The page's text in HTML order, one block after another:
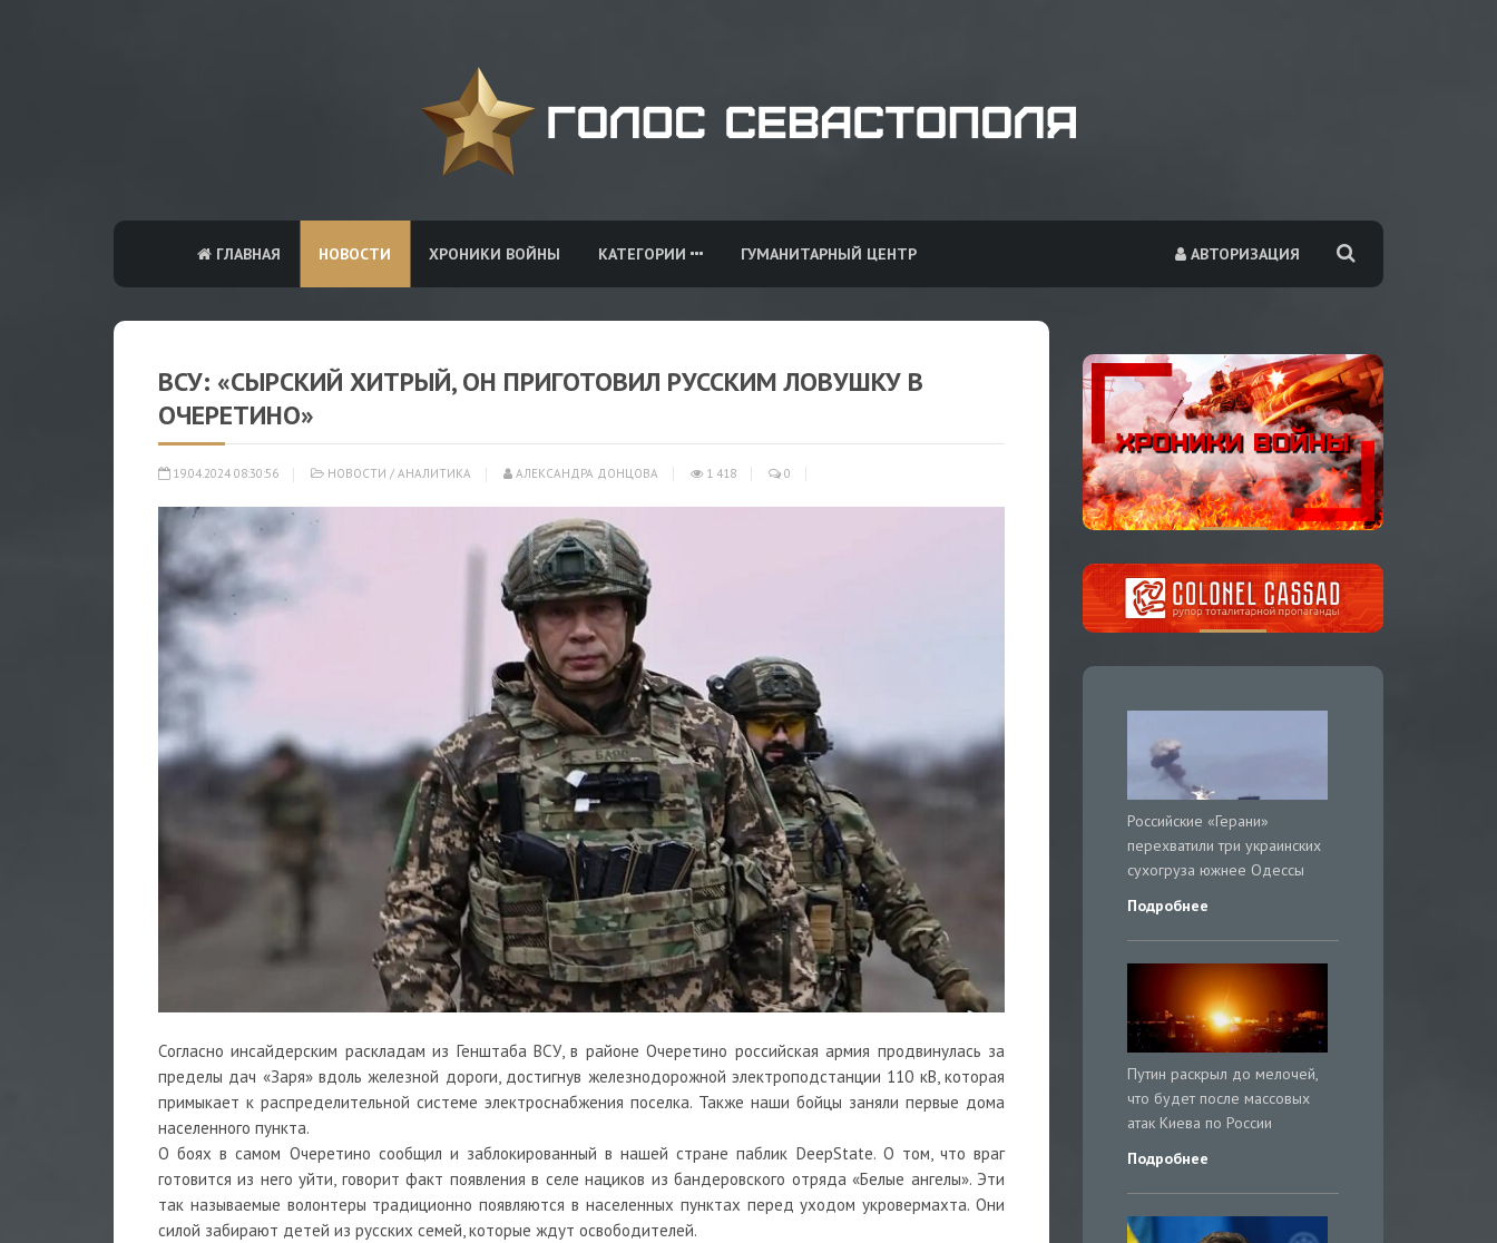
АВТОРИЗАЦИЯ
ГЛАВНАЯ НОВОСТИ ХРОНИКИ ВОЙНЫ КАТЕГОРИИ ГУМАНИТАРНЫЙ ЦЕНТР
ВСУ: «СЫРСКИЙ ХИТРЫЙ, ОН ПРИГОТОВИЛ РУССКИМ ЛОВУШКУ В
ОЧЕРЕТИНО»
19.04.2024 08:30:56 НОВОСТИ / АНАЛИТИКА АЛЕКСАНДРА ДОНЦОВА 1 418 0
Согласно инсайдерским раскладам из Генштаба ВСУ, в районе Очеретино российская армия продвинулась за
пределы дач «Заря» вдоль железной дороги, достигнув железнодорожной электроподстанции 110 кВ, которая
примыкает к распределительной системе электроснабжения поселка. Также наши бойцы заняли первые дома
населенного пункта.
О боях в самом Очеретино сообщил и заблокированный в нашей стране паблик DeepState. О том, что враг
готовится из него уйти, говорит факт появления в селе нациков из бандеровского отряда «Белые ангелы». Эти
так называемые волонтеры традиционно появляются в населенных пунктах перед уходом укровермахта. Они
силой забирают детей из русских семей, которые ждут освободителей.
Российские «Герани»
перехватили три украинских
сухогруза южнее Одессы
Подробнее
Путин раскрыл до мелочей,
что будет после массовых
атак Киева по России
Подробнее